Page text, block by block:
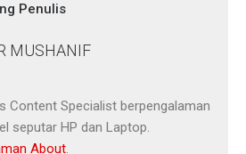
Penulis
MUSHANIF
Content Specialist berpengalaman
seputar HP dan Laptop.
About.